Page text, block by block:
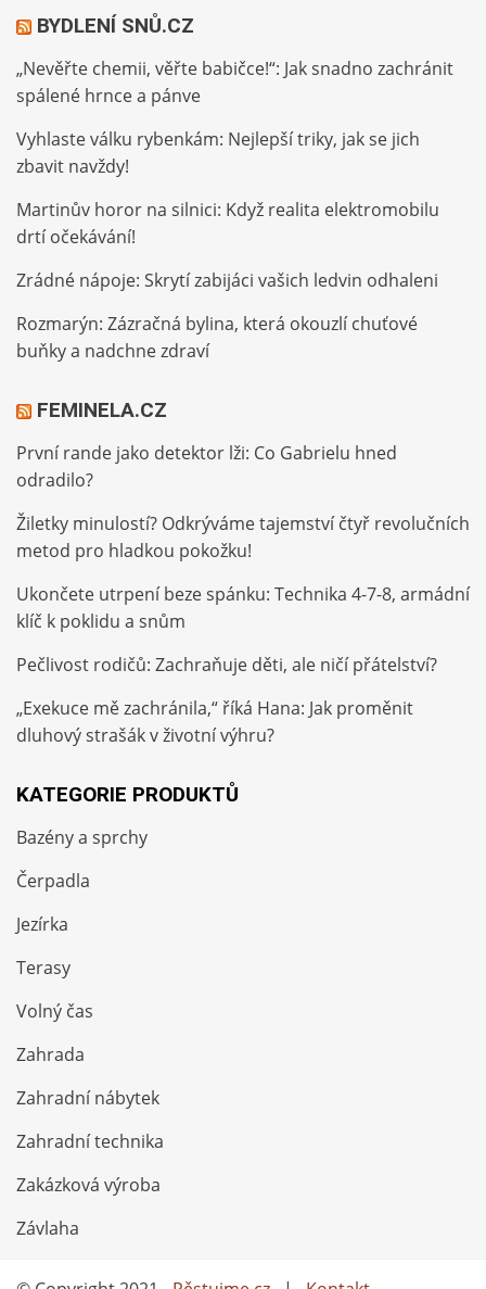
BYDLENÍ SNŮ.CZ
„Nevěřte chemii, věřte babičce!“: Jak snadno zachránit
spálené hrnce a pánve
Vyhlaste válku rybenkám: Nejlepší triky, jak se jich
zbavit navždy!
Martinův horor na silnici: Když realita elektromobilu
drtí očekávání!
Zrádné nápoje: Skrytí zabijáci vašich ledvin odhaleni
Rozmarýn: Zázračná bylina, která okouzlí chuťové
buňky a nadchne zdraví
FEMINELA.CZ
První rande jako detektor lži: Co Gabrielu hned
odradilo?
Žiletky minulostí? Odkrýváme tajemství čtyř revolučních
metod pro hladkou pokožku!
Ukončete utrpení beze spánku: Technika 4-7-8, armádní
klíč k poklidu a snům
Pečlivost rodičů: Zachraňuje děti, ale ničí přátelství?
„Exekuce mě zachránila,“ říká Hana: Jak proměnit
dluhový strašák v životní výhru?
KATEGORIE PRODUKTŮ
Bazény a sprchy
Čerpadla
Jezírka
Terasy
Volný čas
Zahrada
Zahradní nábytek
Zahradní technika
Zakázková výroba
Závlaha